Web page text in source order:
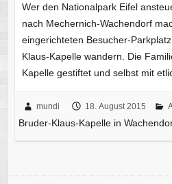
Wer den Nationalpark Eifel
nach Mechernich-Wachendorf
eingerichteten Besucher-
Klaus-Kapelle wandern. Die
Kapelle gestiftet und selbst mit
mundi 18. August 2015
Bruder-Klaus-Kapelle in